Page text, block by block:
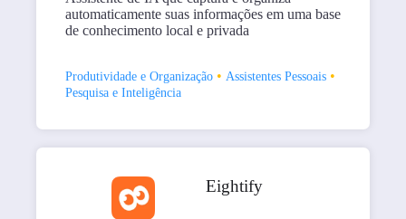
automaticamente suas informações em uma base
de conhecimento local e privada
Produtividade e Organização • Assistentes Pessoais •
Pesquisa e Inteligência
Eightify